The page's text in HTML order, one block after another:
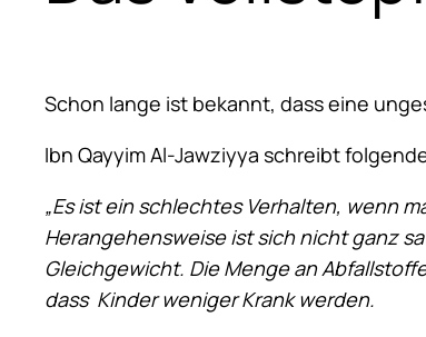
Schon lange ist bekannt, dass eine
Ibn Qayyim Al-Jawziyya schreibt
„Es ist ein schlechtes Verhalten, wenn
Herangehensweise ist sich nicht ganz
Gleichgewicht. Die Menge an
dass Kinder weniger Krank werden.